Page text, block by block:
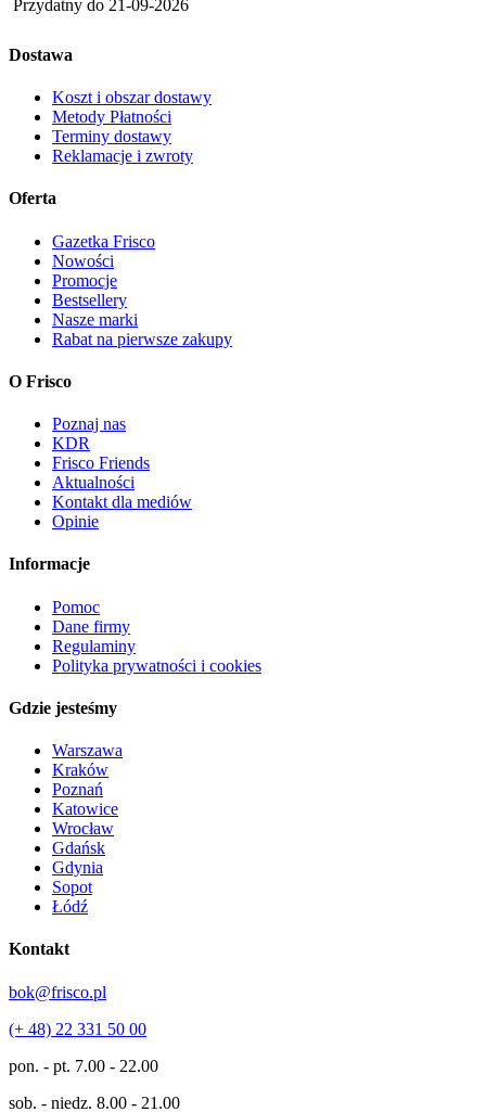
Przydatny do 21-09-2026
Dostawa
Koszt i obszar dostawy
Metody Płatności
Terminy dostawy
Reklamacje i zwroty
Oferta
Gazetka Frisco
Nowości
Promocje
Bestsellery
Nasze marki
Rabat na pierwsze zakupy
O Frisco
Poznaj nas
KDR
Frisco Friends
Aktualności
Kontakt dla mediów
Opinie
Informacje
Pomoc
Dane firmy
Regulaminy
Polityka prywatności i cookies
Gdzie jesteśmy
Warszawa
Kraków
Poznań
Katowice
Wrocław
Gdańsk
Gdynia
Sopot
Łódź
Kontakt
bok@frisco.pl
(+ 48) 22 331 50 00
pon. - pt. 7.00 - 22.00
sob. - niedz. 8.00 - 21.00